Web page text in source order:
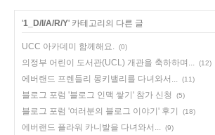
'1_D/I/A/R/Y' 카테고리의 다른 글
UCC 아카데미 함께해요. (0)
의정부 어린이 도서관(UCL) 개관을 축하하며... (12)
에버랜드 프렌들리 몽키밸리를 다녀와서... (11)
블로그 포럼 '블로그 인맥 쌓기' 참가 신청 (5)
블로그 포럼 '여러분의 블로그 이야기' 후기 (18)
에버랜드 플라워 카니발을 다녀와서... (9)